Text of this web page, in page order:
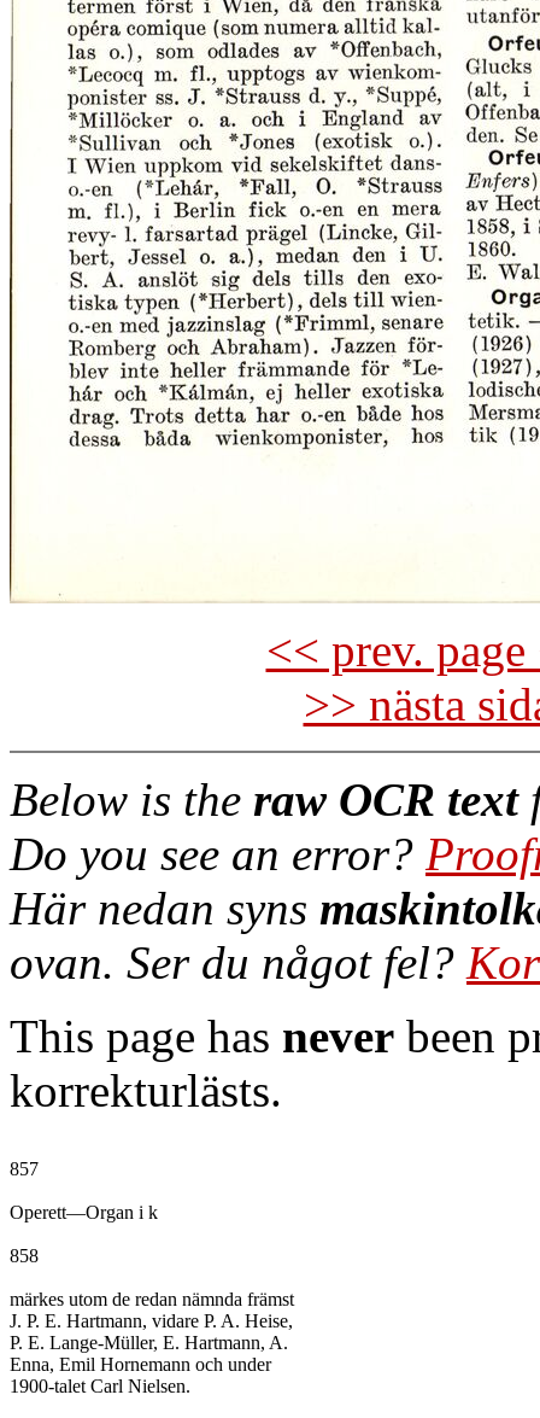
<< prev.
>> nästa
Below is the raw OCR text
Do you see an error?
Här nedan syns
ovan. Ser du något fel?
This page has never been
korrekturlästs.
857
Operett—Organ i k
858
märkes utom de redan nämnda främst
J. P. E. Hartmann, vidare P. A. Heise,
P. E. Lange-Müller, E. Hartmann, A.
Enna, Emil Hornemann och under
1900-talet Carl Nielsen.